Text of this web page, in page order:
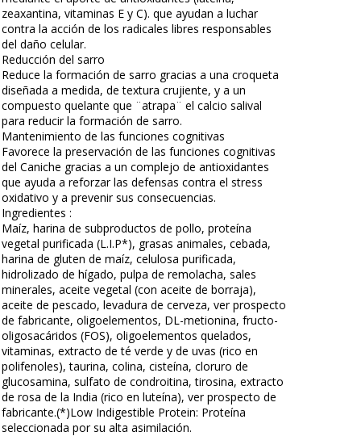
zeaxantina, vitaminas E y C). que ayudan a luchar
contra la acción de los radicales libres responsables
del daño celular.
Reducción del sarro
Reduce la formación de sarro gracias a una croqueta
diseñada a medida, de textura crujiente, y a un
compuesto quelante que ¨atrapa¨ el calcio salival
para reducir la formación de sarro.
Mantenimiento de las funciones cognitivas
Favorece la preservación de las funciones cognitivas
del Caniche gracias a un complejo de antioxidantes
que ayuda a reforzar las defensas contra el stress
oxidativo y a prevenir sus consecuencias.
Ingredientes :
Maíz, harina de subproductos de pollo, proteína
vegetal purificada (L.I.P*), grasas animales, cebada,
harina de gluten de maíz, celulosa purificada,
hidrolizado de hígado, pulpa de remolacha, sales
minerales, aceite vegetal (con aceite de borraja),
aceite de pescado, levadura de cerveza, ver prospecto
de fabricante, oligoelementos, DL-metionina, fructo-
oligosacáridos (FOS), oligoelementos quelados,
vitaminas, extracto de té verde y de uvas (rico en
polifenoles), taurina, colina, cisteína, cloruro de
glucosamina, sulfato de condroitina, tirosina, extracto
de rosa de la India (rico en luteína), ver prospecto de
fabricante.(*)Low Indigestible Protein: Proteína
seleccionada por su alta asimilación.